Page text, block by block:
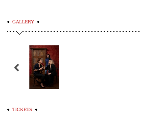
GALLERY
TICKETS